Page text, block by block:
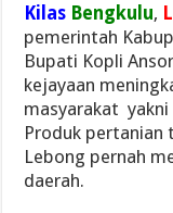
Kilas Bengkulu,
pemerintah
Bupati Kopli
kejayaan
masyarakat
Produk pertanian
Lebong pernah
daerah.